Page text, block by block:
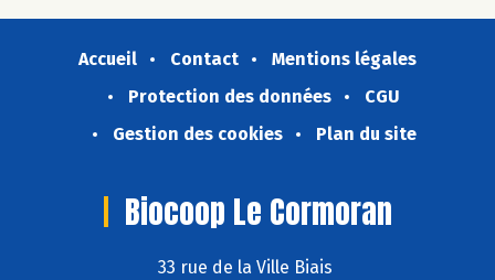
Accueil Contact
Mentions légales
Protection des données
CGU
Gestion des cookies
Plan du site
Biocoop Le Cormoran
33 rue de la Ville Biais